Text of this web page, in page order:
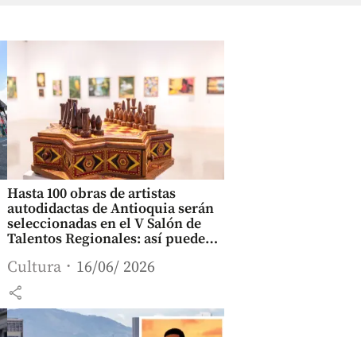
Hasta 100 obras de artistas
autodidactas de Antioquia serán
seleccionadas en el V Salón de
Talentos Regionales: así puede
Cultura 16/06/ 2026
share